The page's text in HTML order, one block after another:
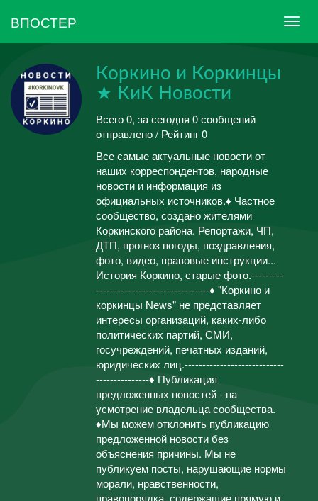
ВПОСТЕР
Коркино и Коркинцы
★ КиК Новости
Всего 0, за сегодня 0 сообщений
отправлено / Рейтинг 0
Все самые актуальные новости от
наших корреспондентов, народные
новости и информация из
официальных источников.♦ Частное
сообщество, создано жителями
Коркинского района. Репортажи, ЧП,
ДТП, прогноз погоды, поздравления,
фото, видео, правовые инструкции...
История Коркино, старые фото.---------
--------------------------------♦ "Коркино и
коркинцы News" не представляет
интересы организаций, каких-либо
политических партий, СМИ,
госучреждений, печатных изданий,
юридических лиц.----------------------------
---------------♦ Публикация
предложенных новостей - на
усмотрение владельца сообщества.
♦Мы можем отклонить публикацию
предложенной новости без
объяснения причины. Мы не
публикуем посты, нарушающие нормы
морали, нравственности,
правопорядка, содержащие прямую и